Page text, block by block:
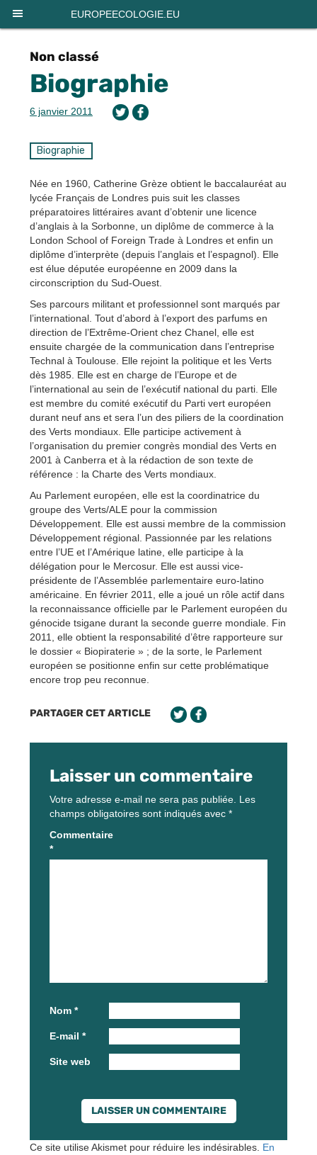
EUROPEECOLOGIE.EU
Non classé
Biographie
6 janvier 2011
Biographie
Née en 1960, Catherine Grèze obtient le baccalauréat au
lycée Français de Londres puis suit les classes
préparatoires littéraires avant d’obtenir une licence
d’anglais à la Sorbonne, un diplôme de commerce à la
London School of Foreign Trade à Londres et enfin un
diplôme d’interprète (depuis l’anglais et l’espagnol). Elle
est élue députée européenne en 2009 dans la
circonscription du Sud-Ouest.
Ses parcours militant et professionnel sont marqués par
l’international. Tout d’abord à l’export des parfums en
direction de l’Extrême-Orient chez Chanel, elle est
ensuite chargée de la communication dans l’entreprise
Technal à Toulouse. Elle rejoint la politique et les Verts
dès 1985. Elle est en charge de l’Europe et de
l’international au sein de l’exécutif national du parti. Elle
est membre du comité exécutif du Parti vert européen
durant neuf ans et sera l’un des piliers de la coordination
des Verts mondiaux. Elle participe activement à
l’organisation du premier congrès mondial des Verts en
2001 à Canberra et à la rédaction de son texte de
référence : la Charte des Verts mondiaux.
Au Parlement européen, elle est la coordinatrice du
groupe des Verts/ALE pour la commission
Développement. Elle est aussi membre de la commission
Développement régional. Passionnée par les relations
entre l’UE et l’Amérique latine, elle participe à la
délégation pour le Mercosur. Elle est aussi vice-
présidente de l’Assemblée parlementaire euro-latino
américaine. En février 2011, elle a joué un rôle actif dans
la reconnaissance officielle par le Parlement européen du
génocide tsigane durant la seconde guerre mondiale. Fin
2011, elle obtient la responsabilité d’être rapporteure sur
le dossier « Biopiraterie » ; de la sorte, le Parlement
européen se positionne enfin sur cette problématique
encore trop peu reconnue.
PARTAGER CET ARTICLE
Laisser un commentaire
Votre adresse e-mail ne sera pas publiée. Les
champs obligatoires sont indiqués avec *
Commentaire
*
Nom *
E-mail *
Site web
Ce site utilise Akismet pour réduire les indésirables. En